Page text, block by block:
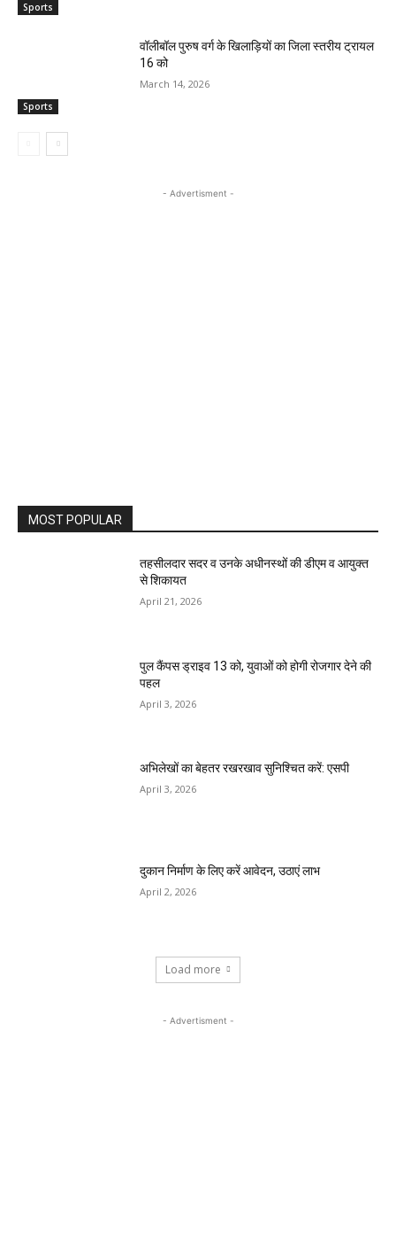
Sports
Sports
वॉलीबॉल पुरुष वर्ग के खिलाड़ियों का जिला स्तरीय ट्रायल
16 को
March 14, 2026
- Advertisment -
MOST POPULAR
तहसीलदार सदर व उनके अधीनस्थों की डीएम व आयुक्त
से शिकायत
April 21, 2026
पुल कैंपस ड्राइव 13 को, युवाओं को होगी रोजगार देने की
पहल
April 3, 2026
अभिलेखों का बेहतर रखरखाव सुनिश्चित करें: एसपी
April 3, 2026
दुकान निर्माण के लिए करें आवेदन, उठाएं लाभ
April 2, 2026
Load more
- Advertisment -